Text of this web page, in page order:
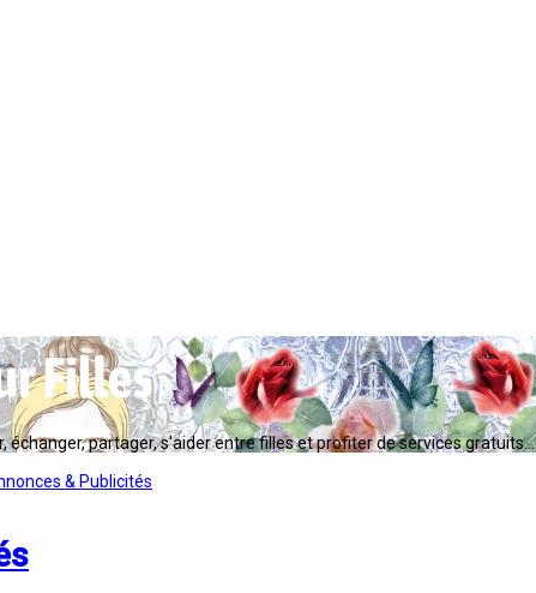
échanger, partager, s'aider entre filles et profiter de services gratuits...
& Publicités